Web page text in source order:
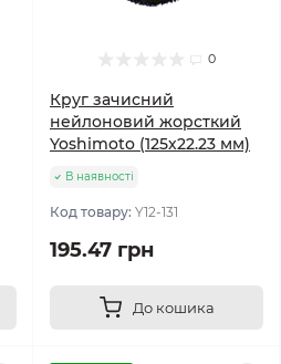
0
Круг зачисний
нейлоновий жорсткий
Yoshimoto (125х22.23 мм)
В наявності
Код товару: Y12-131
195.47 грн
До кошика